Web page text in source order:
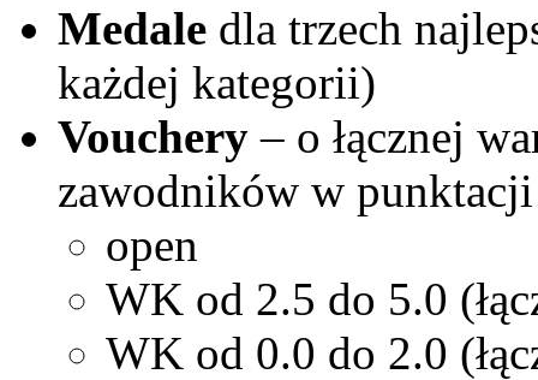
Medale dla trzech
każdej kategorii)
Vouchery – o łącznej
zawodników w
open
WK od 2.5 do 5.0
WK od 0.0 do 2.0